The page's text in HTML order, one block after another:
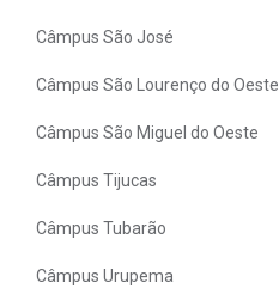
Câmpus São José
Câmpus São Lourenço do Oeste
Câmpus São Miguel do Oeste
Câmpus Tijucas
Câmpus Tubarão
Câmpus Urupema